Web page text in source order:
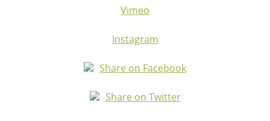
Vimeo
Instagram
Share on Facebook
Share on Twitter